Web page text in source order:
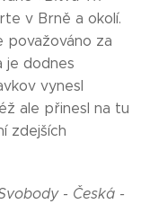
v Brně a okolí.
považováno za
je dodnes
vynesl
ale přinesl na tu
zdejších
- Česká -